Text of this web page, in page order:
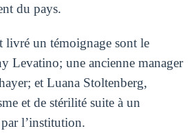
du pays.
livré un témoignage sont le
Levatino; une ancienne manager
et Luana Stoltenberg,
et de stérilité suite à un
l’institution.